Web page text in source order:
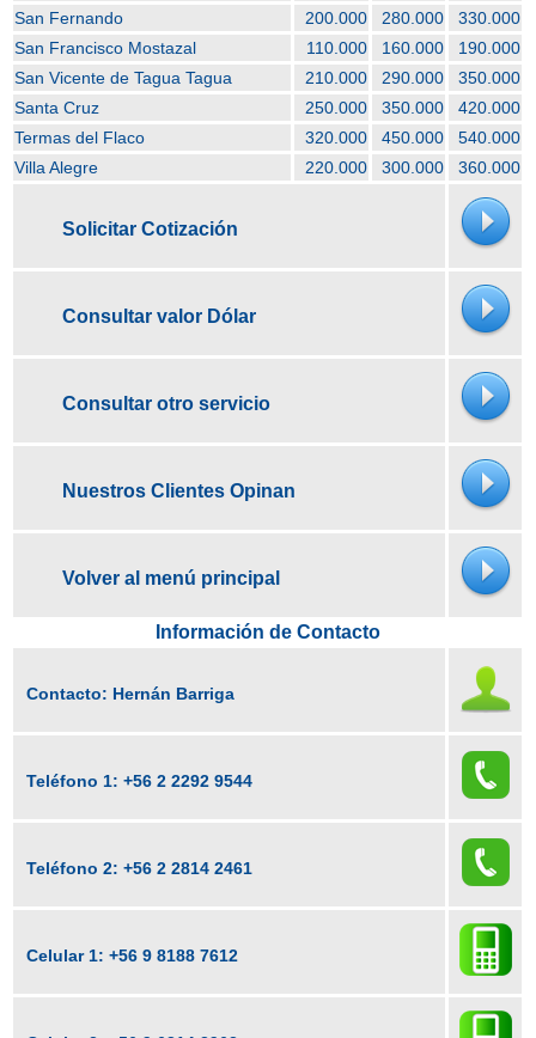
San Fernando
200.000 280.000
330.000
San Francisco Mostazal
110.000 160.000
190.000
San Vicente de Tagua Tagua
210.000 290.000
350.000
Santa Cruz
250.000 350.000
420.000
Termas del Flaco
320.000 450.000
540.000
Villa Alegre
220.000 300.000 360.000
Solicitar Cotización
Consultar valor Dólar
Consultar otro servicio
Nuestros Clientes Opinan
Volver al menú principal
Información de Contacto
Contacto: Hernán Barriga
Teléfono 1: +56 2 2292 9544
Teléfono 2: +56 2 2814 2461
Celular 1: +56 9 8188 7612